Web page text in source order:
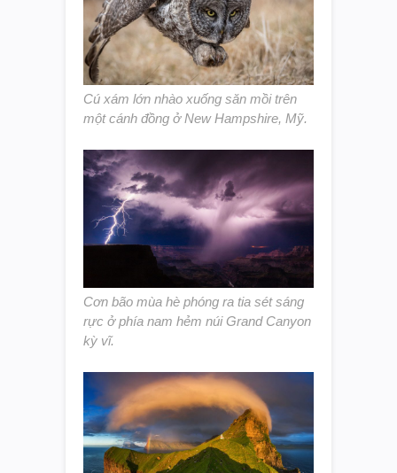
Cú xám lớn nhào xuống săn mồi trên
một cánh đồng ở New Hampshire, Mỹ.
Cơn bão mùa hè phóng ra tia sét sáng
rực ở phía nam hẻm núi Grand Canyon
kỳ vĩ.